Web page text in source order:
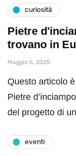
curiosità
Pietre
trovano in
Maggio 6, 2025
Questo articolo
Pietre
del progetto di
eventi